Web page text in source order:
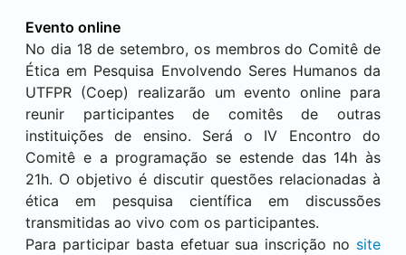
Evento online
No dia 18 de setembro, os membros do Comitê de
Ética em Pesquisa Envolvendo Seres Humanos da
UTFPR (Coep) realizarão um evento online para
reunir participantes de comitês de outras
instituições de ensino. Será o IV Encontro do
Comitê e a programação se estende das 14h às
21h. O objetivo é discutir questões relacionadas à
ética em pesquisa científica em discussões
transmitidas ao vivo com os participantes.
Para participar basta efetuar sua inscrição no site